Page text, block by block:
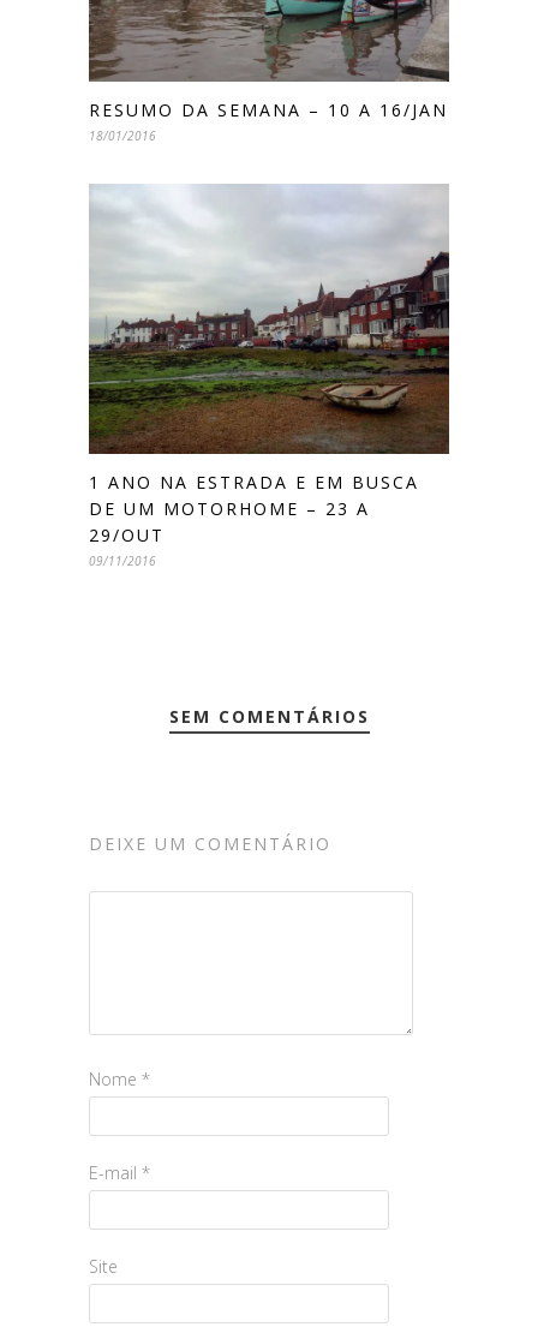
RESUMO DA SEMANA – 10 A 16/JAN
18/01/2016
1 ANO NA ESTRADA E EM BUSCA
DE UM MOTORHOME – 23 A
29/OUT
09/11/2016
SEM COMENTÁRIOS
DEIXE UM COMENTÁRIO
Nome *
E-mail *
Site